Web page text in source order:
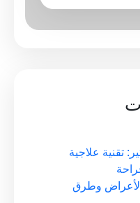
تقنية علاجية
وطرق